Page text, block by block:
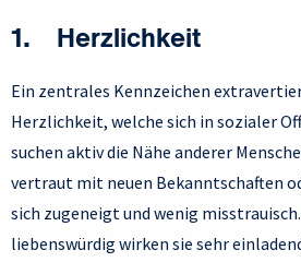
1. Herzlichkeit
Ein zentrales Kennzeichen
Herzlichkeit, welche sich in sozialer
suchen aktiv die Nähe anderer
vertraut mit neuen Bekanntschaften
sich zugeneigt und wenig
liebenswürdig wirken sie sehr